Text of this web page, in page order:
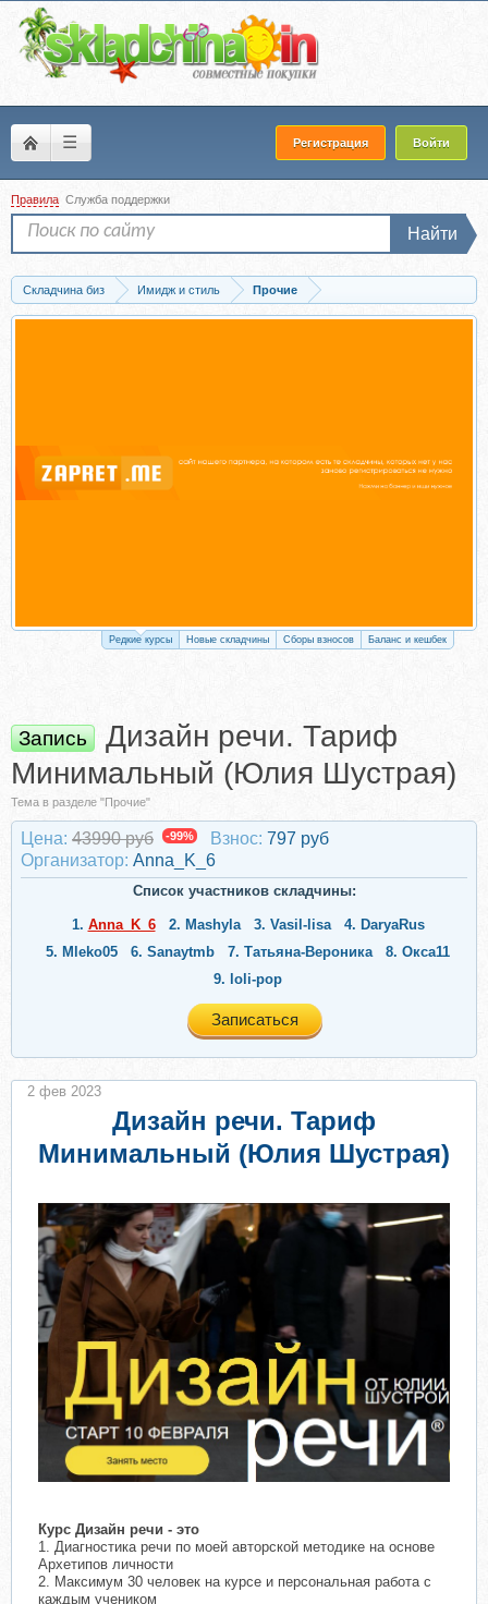
☰ Регистрация Войти
Правила Служба поддержки
Найти
Складчина биз Имидж и стиль
Прочие
Запись Дизайн речи. Тариф Минимальный (Юлия Шустрая)
Редкие курсы Новые складчины Сборы взносов Баланс и кешбек
Запись
Дизайн речи. Тариф
Минимальный (Юлия Шустрая)
Тема в разделе "Прочие"
Цена: 43990 руб -99% Взнос: 797 руб
Организатор: Anna_K_6
Список участников складчины:
1. Anna_K_6 2. Mashyla 3. Vasil-lisa 4. DaryaRus
5. Mleko05 6. Sanaytmb 7. Татьяна-Вероника 8. Окса11
9. loli-pop
Записаться
Дизайн речи. Тариф
Минимальный (Юлия Шустрая)
Курс Дизайн речи - это
1. Диагностика речи по моей авторской методике на основе
Архетипов личности
2. Максимум 30 человек на курсе и персональная работа с
каждым учеником
2 фев 2023